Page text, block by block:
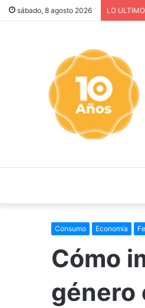
sábado, 8 agosto 2026 LO ULTIMO
Consumo Economía
Cómo
género